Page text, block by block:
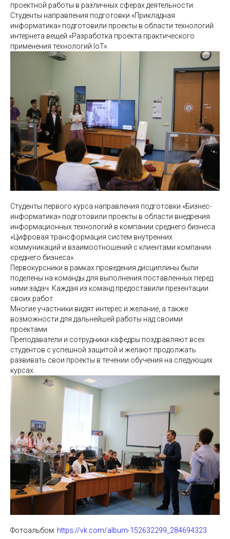
проектной работы в различных сферах деятельности.
Студенты направления подготовки «Прикладная
информатика» подготовили проекты в области технологий
интернета вещей «Разработка проекта практического
применения технологий IoT».
Студенты первого курса направления подготовки «Бизнес-
информатика» подготовили проекты в области внедрения
информационных технологий в компании среднего бизнеса
«Цифровая трансформация систем внутренних
коммуникаций и взаимоотношений с клиентами компании
среднего бизнеса».
Первокурсники в рамках проведения дисциплины были
поделены на команды для выполнения поставленных перед
ними задач. Каждая из команд предоставили презентации
своих работ.
Многие участники видят интерес и желание, а также
возможности для дальнейшей работы над своими
проектами.
Преподаватели и сотрудники кафедры поздравляют всех
студентов с успешной защитой и желают продолжать
развивать свои проекты в течении обучения на следующих
курсах.
Фотоальбом: https://vk.com/album-152632299_284694323